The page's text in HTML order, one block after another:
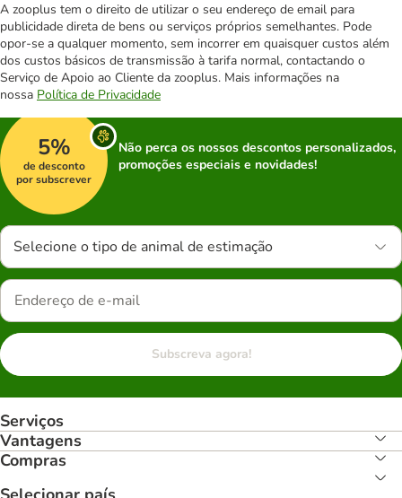
A zooplus tem o direito de utilizar o seu endereço de email para
publicidade direta de bens ou serviços próprios semelhantes. Pode
opor-se a qualquer momento, sem incorrer em quaisquer custos além
dos custos básicos de transmissão à tarifa normal, contactando o
Serviço de Apoio ao Cliente da zooplus. Mais informações na
nossa Política de Privacidade
5%
de desconto
por subscrever
Não perca os nossos descontos personalizados,
promoções especiais e novidades!
Selecione o tipo de animal de estimação
Subscreva agora!
Serviços
Vantagens
Compras